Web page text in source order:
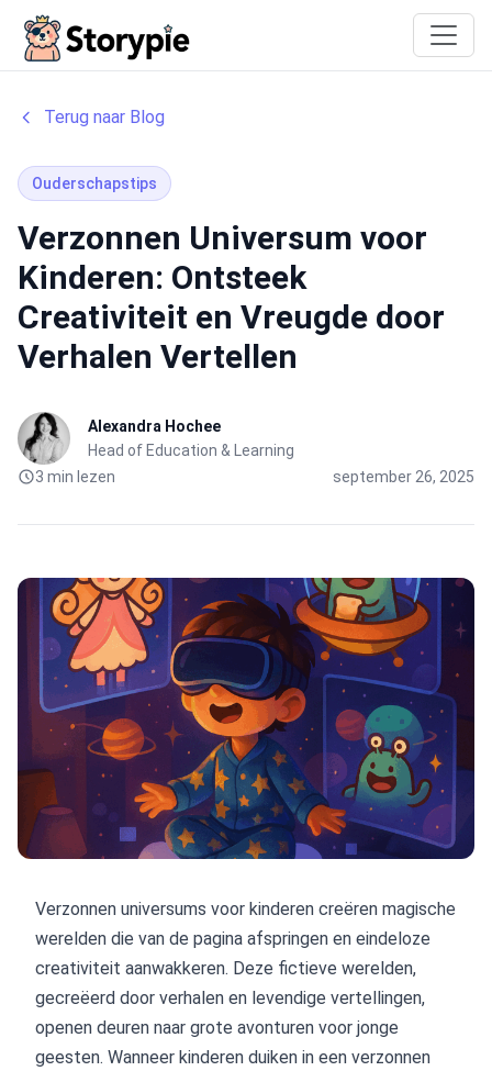
Terug naar Blog
Ouderschapstips
Verzonnen Universum voor
Kinderen: Ontsteek
Creativiteit en Vreugde door
Verhalen Vertellen
Alexandra Hochee
Head of Education & Learning
3 min lezen
september 26, 2025
Verzonnen universums voor kinderen creëren magische
werelden die van de pagina afspringen en eindeloze
creativiteit aanwakkeren. Deze fictieve werelden,
gecreëerd door verhalen en levendige vertellingen,
openen deuren naar grote avonturen voor jonge
geesten. Wanneer kinderen duiken in een verzonnen